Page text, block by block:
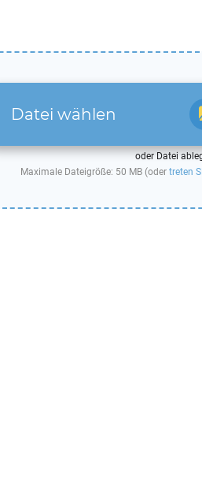
Datei wählen
oder Datei
Maximale Dateigröße: 50 MB (oder treten